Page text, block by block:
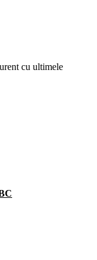
cu ultimele